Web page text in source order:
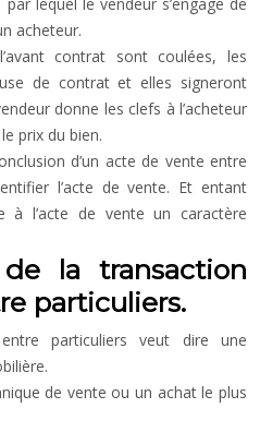
acheteur.
contrat sont coulées, les
de contrat et elles signeront
donne les clefs à l’acheteur
prix du bien.
d’un acte de vente entre
l’acte de vente. Et entant
à l’acte de vente un caractère
la transaction
particuliers.
particuliers veut dire une
de vente ou un achat le plus